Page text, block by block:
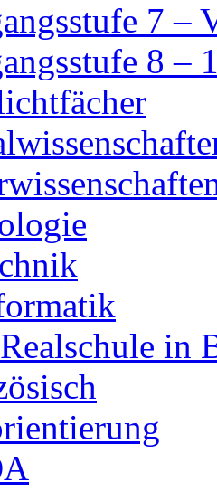
7 –
8 –
Realschule in